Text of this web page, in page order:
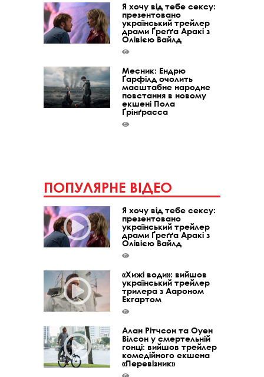
Я хочу від тебе сексу:
презентовано
український трейлер
драми Ґреґґа Аракі з
Олівією Вайлд
Месник: Ендрю
Ґарфілд очолить
масштабне народне
повстання в новому
екшені Пола
Ґрінґрасса
ПОПУЛЯРНЕ ВІДЕО
Я хочу від тебе сексу:
презентовано
український трейлер
драми Ґреґґа Аракі з
Олівією Вайлд
«Хижі води»: вийшов
український трейлер
трилера з Аароном
Екгартом
Алан Рітчсон та Оуен
Вілсон у смертельній
гонці: вийшов трейлер
комедійного екшена
«Перевізник»